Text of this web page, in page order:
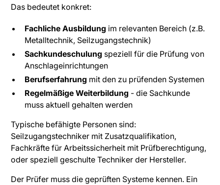
Das bedeutet konkret:
Fachliche Ausbildung im relevanten Bereich (z.B.
Metalltechnik, Seilzugangstechnik)
Sachkundeschulung speziell für die Prüfung von
Anschlageinrichtungen
Berufserfahrung mit den zu prüfenden Systemen
Regelmäßige Weiterbildung - die Sachkunde
muss aktuell gehalten werden
Typische befähigte Personen sind:
Seilzugangstechniker mit Zusatzqualifikation,
Fachkräfte für Arbeitssicherheit mit Prüfberechtigung,
oder speziell geschulte Techniker der Hersteller.
Der Prüfer muss die geprüften Systeme kennen. Ein